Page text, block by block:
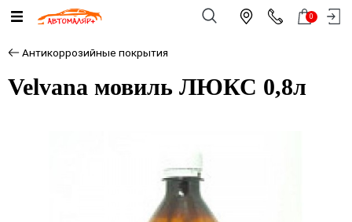
0
Антикоррозийные покрытия
Velvana мовиль ЛЮКС 0,8л